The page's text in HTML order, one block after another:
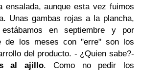
ensalada, aunque esta vez fuimos
Unas gambas rojas a la plancha,
estábamos en septiembre y por
de los meses con "erre" son los
del producto. - ¿Quien sabe?-
al ajillo. Como no pedir los